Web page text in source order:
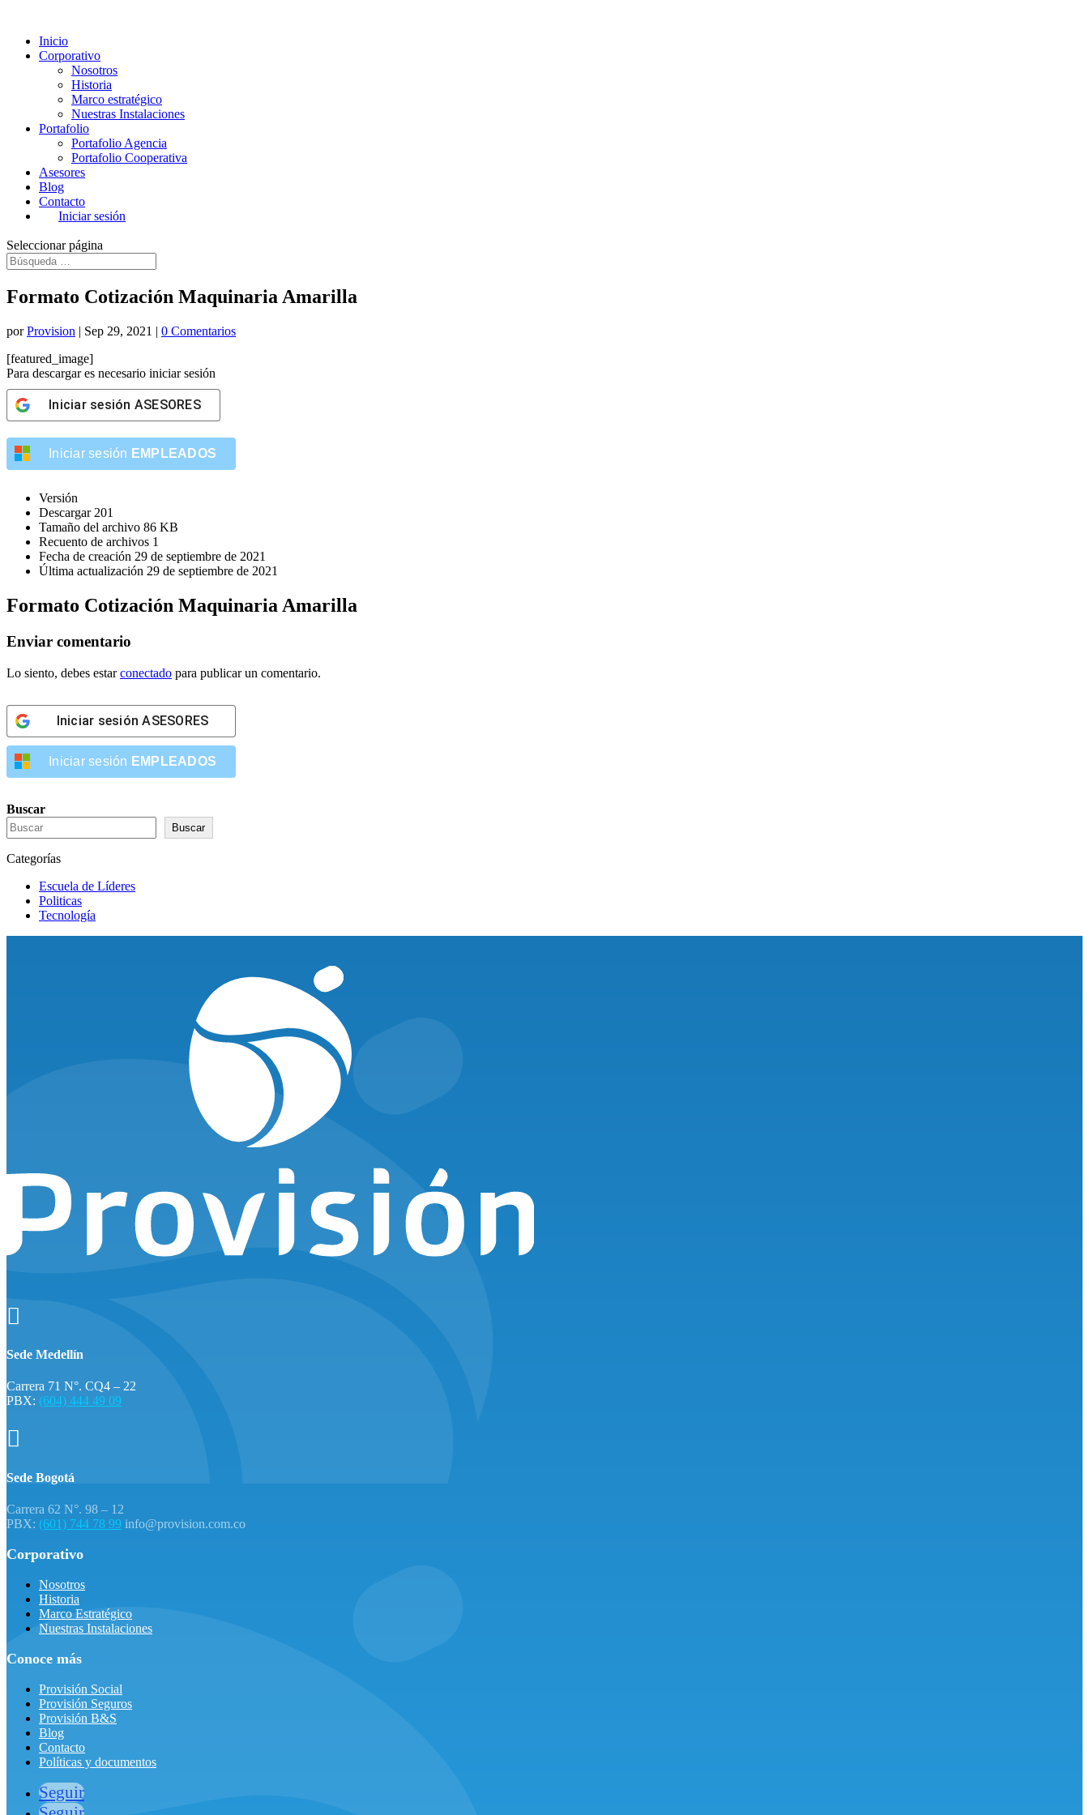
Inicio
Corporativo
Nosotros
Historia
Marco estratégico
Nuestras Instalaciones
Portafolio
Portafolio Agencia
Portafolio Cooperativa
Asesores
Blog
Contacto
Iniciar sesión
Seleccionar página
Formato Cotización Maquinaria Amarilla
porProvision | Sep 29, 2021 | 0 Comentarios
[featured_image]
Para descargar es necesario iniciar sesión
Iniciar sesión ASESORES
Iniciar sesión EMPLEADOS
Versión
Descargar 201
Tamaño del archivo 86 KB
Recuento de archivos 1
Fecha de creación 29 de septiembre de 2021
Última actualización 29 de septiembre de 2021
Formato Cotización Maquinaria Amarilla
Enviar comentario
Lo siento, debes estarconectado para publicar un comentario.
Iniciar sesiónASESORES
Iniciar sesión EMPLEADOS
Buscar
Buscar
Categorías
Escuela de Líderes
Politicas
Tecnología

Sede Medellín
Carrera 71 N°. CQ4 – 22
PBX: (604) 444 49 09

Sede Bogotá
Carrera 62 N°. 98 – 12
PBX: (601) 744 78 99 info@provision.com.co
Corporativo
Nosotros
Historia
Marco Estratégico
Nuestras Instalaciones
Conoce más
Provisión Social
Provisión Seguros
Provisión B&S
Blog
Contacto
Políticas y documentos
Seguir